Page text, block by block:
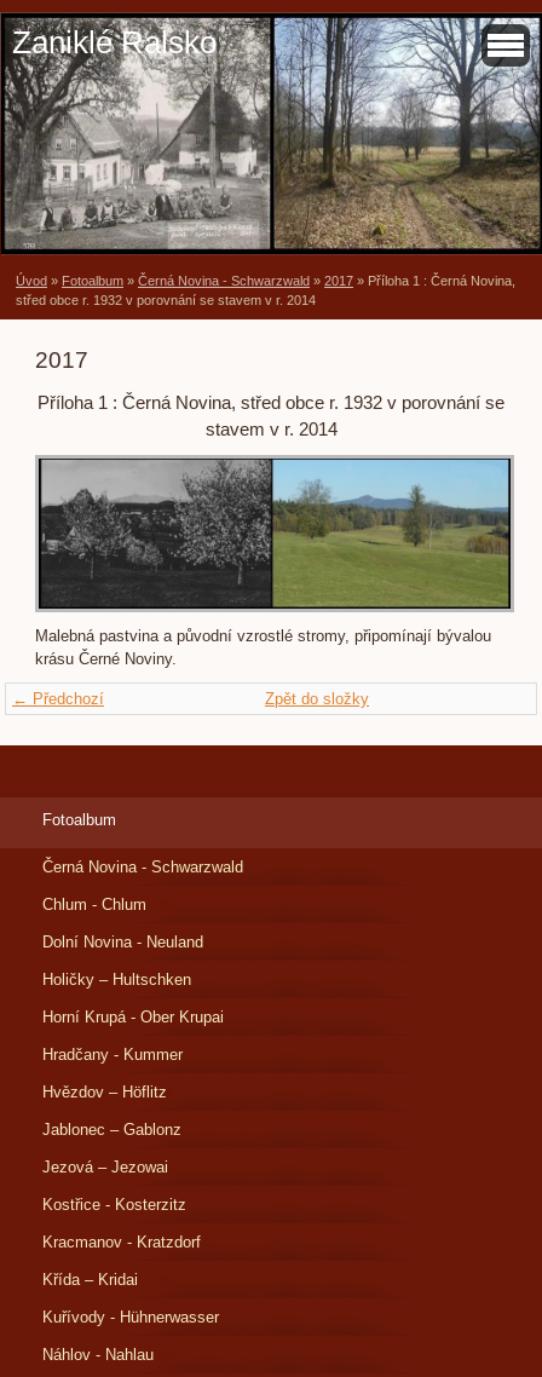
Zaniklé Ralsko
Úvod » Fotoalbum » Černá Novina - Schwarzwald » 2017 » Příloha 1 : Černá Novina,
střed obce r. 1932 v porovnání se stavem v r. 2014
2017
Příloha 1 : Černá Novina, střed obce r. 1932 v porovnání se
stavem v r. 2014
Malebná pastvina a původní vzrostlé stromy, připomínají bývalou
krásu Černé Noviny.
← Předchozí Zpět do složky
Fotoalbum
Černá Novina - Schwarzwald
Chlum - Chlum
Dolní Novina - Neuland
Holičky – Hultschken
Horní Krupá - Ober Krupai
Hradčany - Kummer
Hvězdov – Höflitz
Jablonec – Gablonz
Jezová – Jezowai
Kostřice - Kosterzitz
Kracmanov - Kratzdorf
Křída – Kridai
Kuřívody - Hühnerwasser
Náhlov - Nahlau